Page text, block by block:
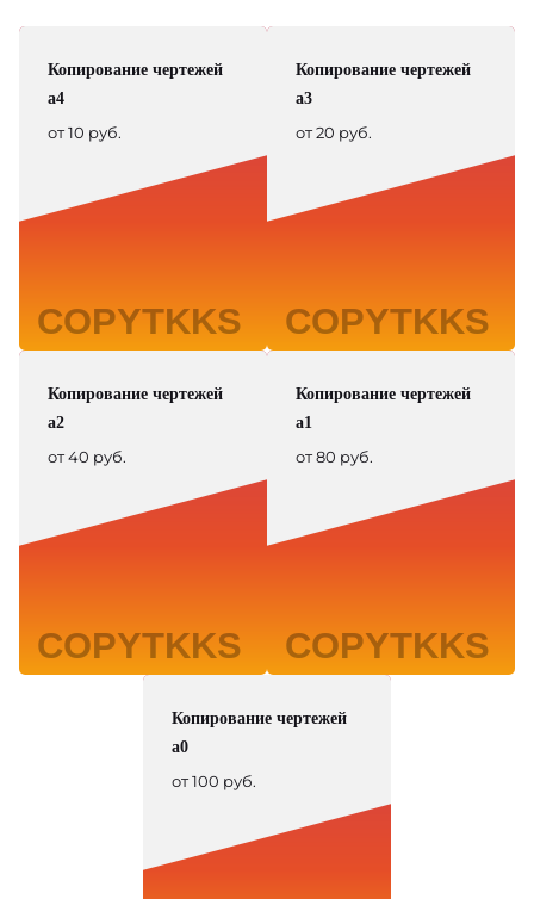
Копирование чертежей
а4
от 10 руб.
Копирование чертежей
а3
от 20 руб.
Копирование чертежей
а2
от 40 руб.
Копирование чертежей
а1
от 80 руб.
Копирование чертежей
а0
от 100 руб.